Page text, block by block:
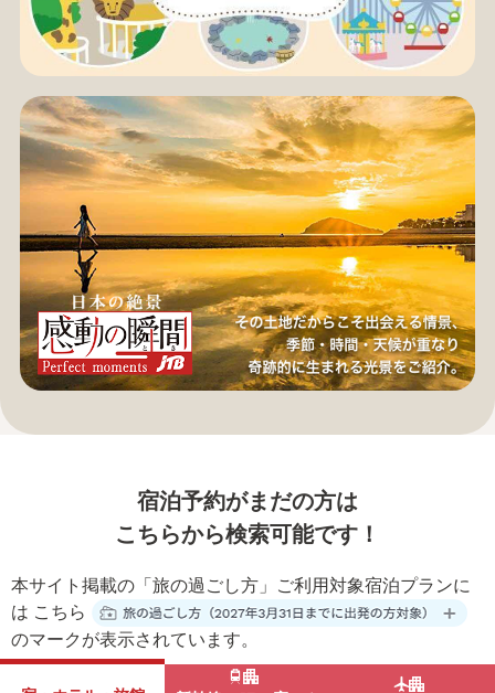
宿泊予約がまだの方は
こちらから検索可能です！
本サイト掲載の「旅の過ごし方」ご利用対象宿泊プランに
は こちら
のマークが表示されています。